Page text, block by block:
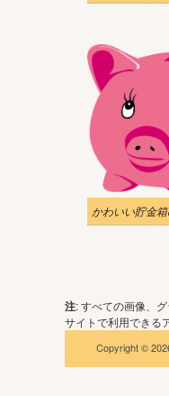
注: すべての画像、
サイトで利用できる
Copyright ©